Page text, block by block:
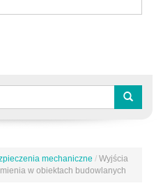
mechaniczne / Wyjścia
w obiektach budowlanych